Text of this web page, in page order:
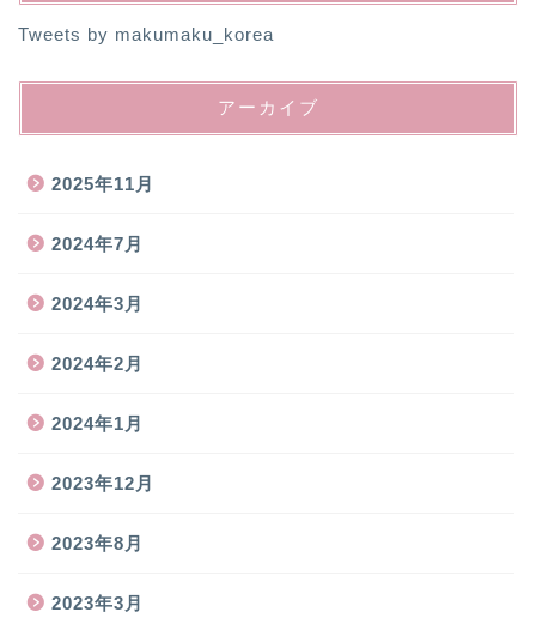
Tweets by makumaku_korea
アーカイブ
2025年11月
2024年7月
2024年3月
2024年2月
2024年1月
2023年12月
2023年8月
2023年3月